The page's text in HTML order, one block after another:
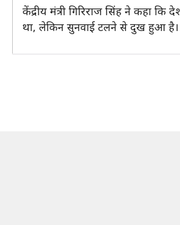
केंद्रीय मंत्री गिरिराज सिंह ने कहा
था, लेकिन सुनवाई टलने से दुख हुआ है।